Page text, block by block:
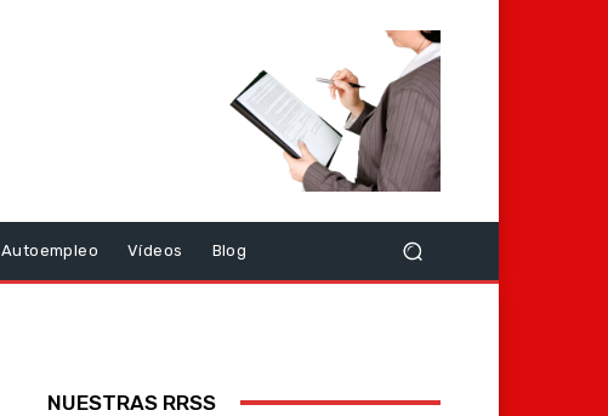
Autoempleo Vídeos Blog
NUESTRAS RRSS